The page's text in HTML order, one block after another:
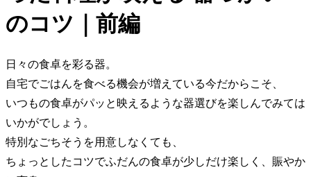
日々の食卓を彩る器。
自宅でごはんを食べる機会が増えている今だからこそ、
いつもの食卓がパッと映えるような器選びを楽しんでみては
いかがでしょう。
特別なごちそうを用意しなくても、
ちょっとしたコツでふだんの食卓が少しだけ楽しく、賑やか